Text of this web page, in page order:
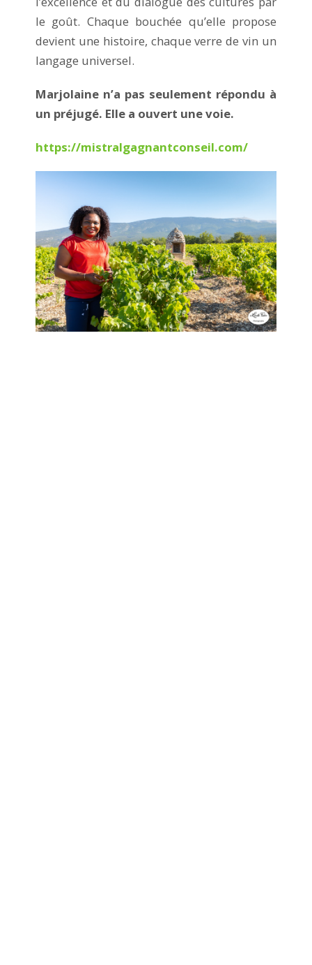
le goût. Chaque bouchée qu’elle propose
devient une histoire, chaque verre de vin un
langage universel.
Marjolaine n’a pas seulement répondu à
un préjugé. Elle a ouvert une voie.
https://mistralgagnantconseil.com/